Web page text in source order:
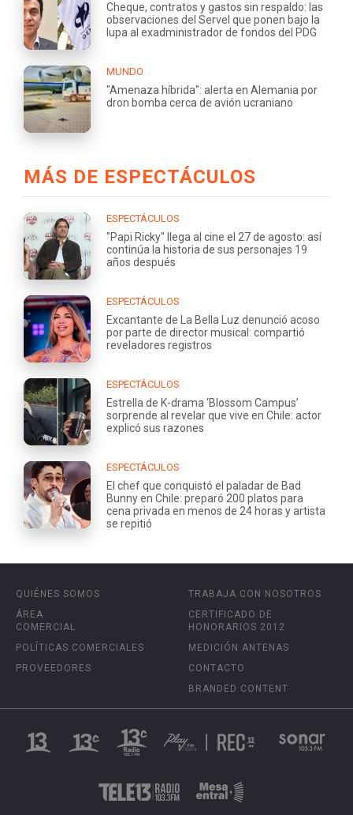
Cheque, contratos y gastos sin respaldo: las
observaciones del Servel que ponen bajo la
lupa al exadministrador de fondos del PDG
MUNDO
"Amenaza híbrida": alerta en Alemania por
dron bomba cerca de avión ucraniano
MÁS DE ESPECTÁCULOS
ESPECTÁCULOS
"Papi Ricky" llega al cine el 27 de agosto: así
continúa la historia de sus personajes 19
años después
ESPECTÁCULOS
Excantante de La Bella Luz denunció acoso
por parte de director musical: compartió
reveladores registros
ESPECTÁCULOS
Estrella de K-drama ‘Blossom Campus’
sorprende al revelar que vive en Chile: actor
explicó sus razones
ESPECTÁCULOS
El chef que conquistó el paladar de Bad
Bunny en Chile: preparó 200 platos para
cena privada en menos de 24 horas y artista
se repitió
QUIÉNES SOMOS
ÁREA
COMERCIAL
POLÍTICAS COMERCIALES
PROVEEDORES
TRABAJA CON NOSOTROS
CERTIFICADO DE
HONORARIOS 2012
MEDICIÓN ANTENAS
CONTACTO
BRANDED CONTENT